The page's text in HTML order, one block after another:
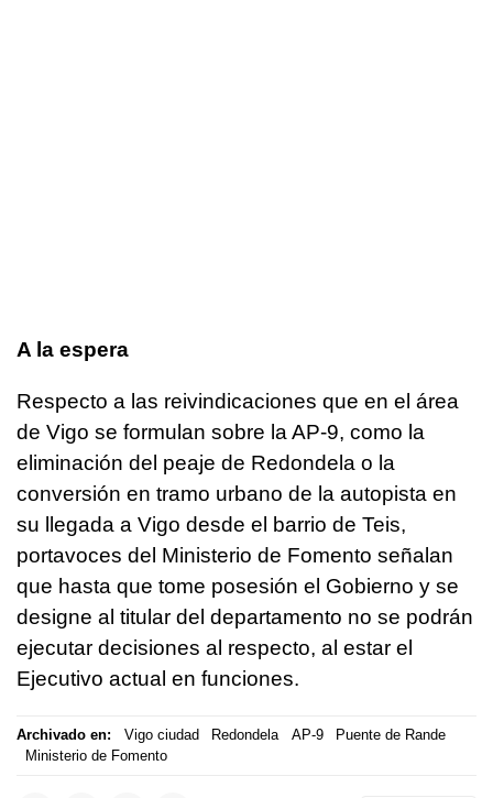
A la espera
Respecto a las reivindicaciones que en el área
de Vigo se formulan sobre la AP-9, como la
eliminación del peaje de Redondela o la
conversión en tramo urbano de la autopista en
su llegada a Vigo desde el barrio de Teis,
portavoces del Ministerio de Fomento señalan
que hasta que tome posesión el Gobierno y se
designe al titular del departamento no se podrán
ejecutar decisiones al respecto, al estar el
Ejecutivo actual en funciones.
Archivado en: Vigo ciudad Redondela AP-9
Puente de Rande
Ministerio de Fomento